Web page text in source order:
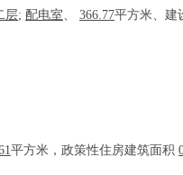
层; 配电室、 366.77平方米、建
平方米，政策性住房建筑面积